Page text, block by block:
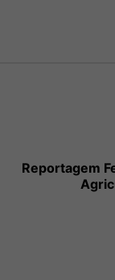
Reportagem